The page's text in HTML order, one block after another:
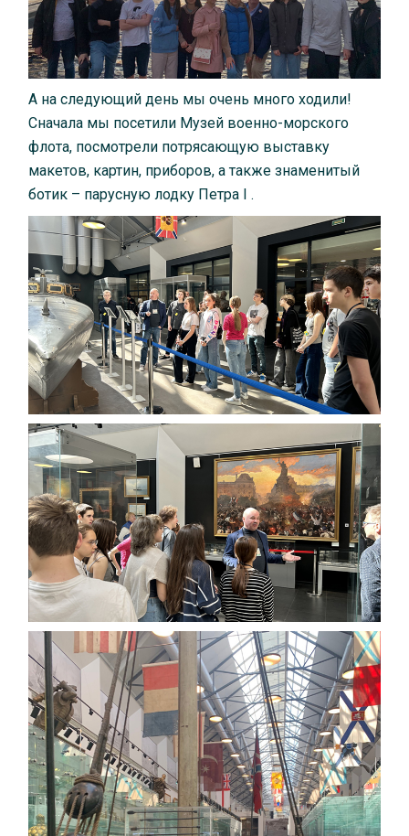
А на следующий день мы очень много ходили!
Сначала мы посетили Музей военно-морского
флота, посмотрели потрясающую выставку
макетов, картин, приборов, а также знаменитый
ботик – парусную лодку Петра I .